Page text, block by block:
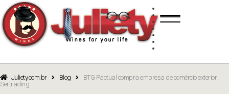
navigation
content
BRANCO
ROSÉ
Juliety.com.br Blog
BTG Pactual compra empresa de comércio exterior
Sertrading